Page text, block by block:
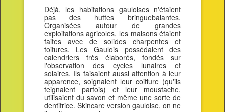
Déjà, les habitations gauloises n'étaient
pas des huttes bringuebalantes.
Organisées autour de grandes
exploitations agricoles, les maisons étaient
faites avec de solides charpentes et
toitures. Les Gaulois possédaient des
calendriers très élaborés, fondés sur
l'observation des cycles lunaires et
solaires. Ils faisaient aussi attention à leur
apparence, soignaient leur coiffure (qu'ils
teignaient parfois) et leur moustache,
utilisaient du savon et même une sorte de
dentifrice. Skincare version gauloise, on ne